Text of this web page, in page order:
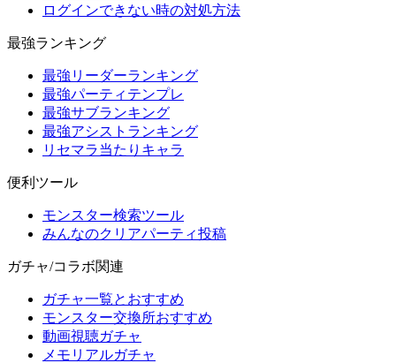
ログインできない時の対処方法
最強ランキング
最強リーダーランキング
最強パーティテンプレ
最強サブランキング
最強アシストランキング
リセマラ当たりキャラ
便利ツール
モンスター検索ツール
みんなのクリアパーティ投稿
ガチャ/コラボ関連
ガチャ一覧とおすすめ
モンスター交換所おすすめ
動画視聴ガチャ
メモリアルガチャ